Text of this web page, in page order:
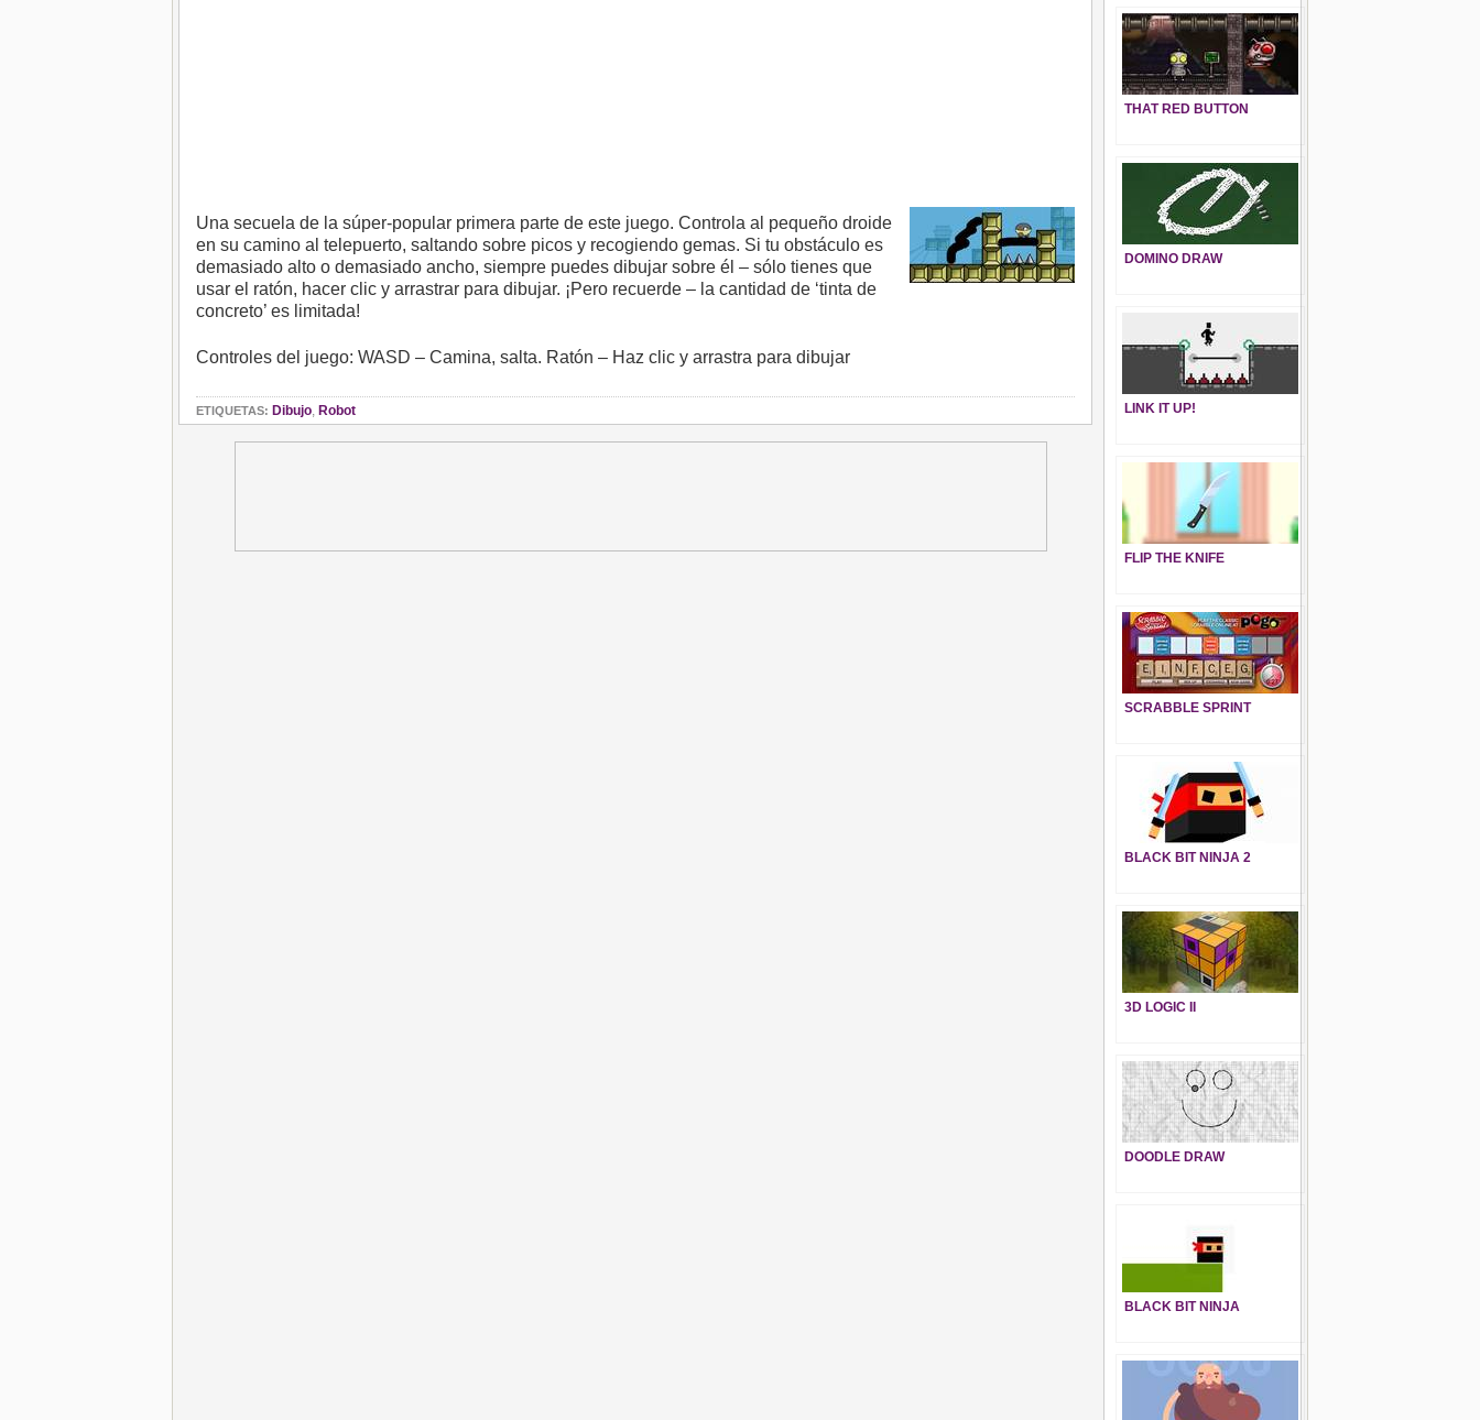
Una secuela de la súper-popular primera parte de este juego. Controla al pequeño droide
en su camino al telepuerto, saltando sobre picos y recogiendo gemas. Si tu obstáculo es
demasiado alto o demasiado ancho, siempre puedes dibujar sobre él – sólo tienes que
usar el ratón, hacer clic y arrastrar para dibujar. ¡Pero recuerde – la cantidad de ‘tinta de
concreto’ es limitada!
Controles del juego: WASD – Camina, salta. Ratón – Haz clic y arrastra para dibujar
ETIQUETAS: Dibujo, Robot
THAT RED BUTTON
DOMINO DRAW
LINK IT UP!
FLIP THE KNIFE
SCRABBLE SPRINT
BLACK BIT NINJA 2
3D LOGIC II
DOODLE DRAW
BLACK BIT NINJA